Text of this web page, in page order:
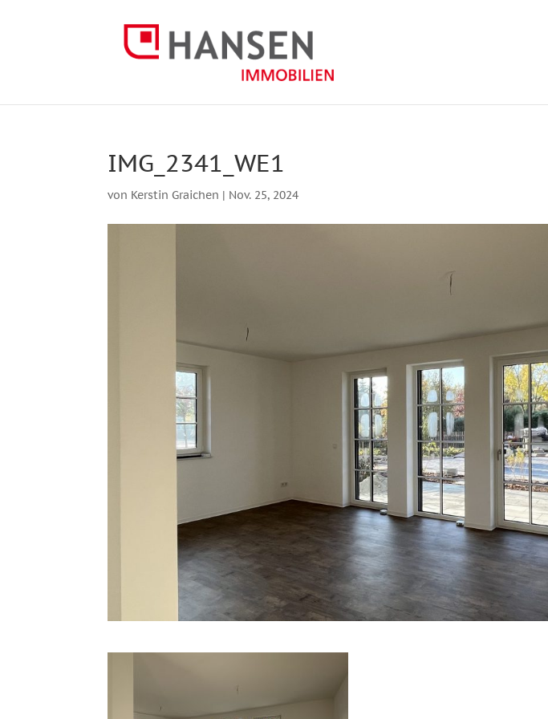
IMG_2341_WE1
von Kerstin Graichen | Nov. 25, 2024